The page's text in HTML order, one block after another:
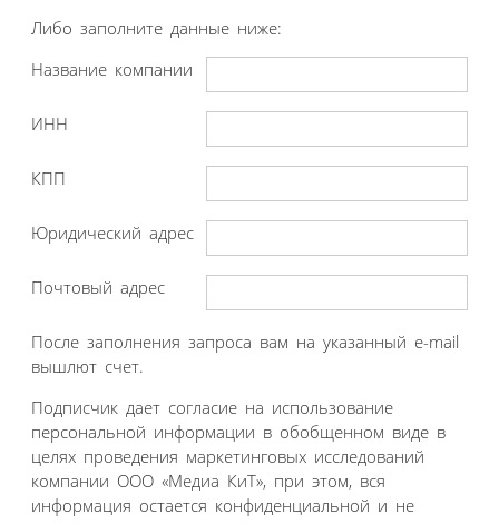
Либо заполните данные ниже:
Название компании
ИНН
КПП
Юридический адрес
Почтовый адрес
После заполнения запроса вам на указанный e-mail
вышлют счет.
Подписчик дает согласие на использование
персональной информации в обобщенном виде в
целях проведения маркетинговых исследований
компании ООО «Медиа КиТ», при этом, вся
информация остается конфиденциальной и не